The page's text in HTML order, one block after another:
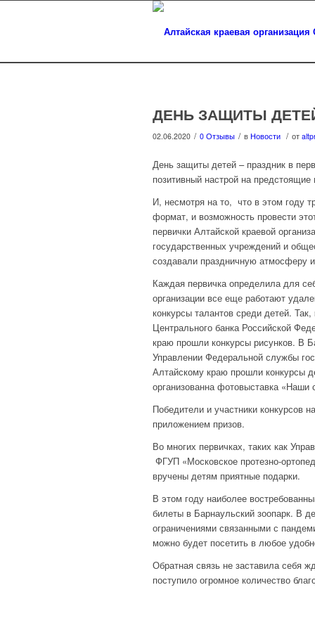
ДЕНЬ ЗАЩИТЫ
02.06.2020 / 0 Отзывы / в Новости / от
День защиты детей – праздник в
позитивный настрой на
И, несмотря на то, что в этом году
формат, и возможность провести
первички Алтайской краевой
государственных учреждений и
создавали праздничную атмосферу
Каждая первичка определила для
организации все еще работают
конкурсы талантов среди детей.
Центрального банка Российской
краю прошли конкурсы рисунков. В
Управлении Федеральной службы
Алтайскому краю прошли конкурсы
организованна фотовыставка «Наши
Победители и участники конкурсов
приложением призов.
Во многих первичках, таких как
ФГУП «Московское протезно-
вручены детям приятные подарки.
В этом году наиболее
билеты в Барнаульский зоопарк. В
ограничениями связанными с
можно будет посетить в любое
Обратная связь не заставила себя
поступило огромное количество